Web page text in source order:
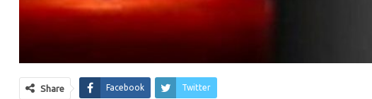
Share Facebook Twitter